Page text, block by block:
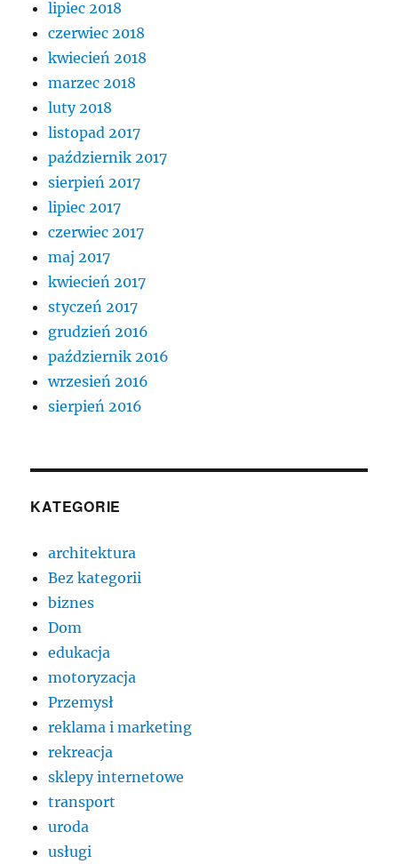
lipiec 2018
czerwiec 2018
kwiecień 2018
marzec 2018
luty 2018
listopad 2017
październik 2017
sierpień 2017
lipiec 2017
czerwiec 2017
maj 2017
kwiecień 2017
styczeń 2017
grudzień 2016
październik 2016
wrzesień 2016
sierpień 2016
KATEGORIE
architektura
Bez kategorii
biznes
Dom
edukacja
motoryzacja
Przemysł
reklama i marketing
rekreacja
sklepy internetowe
transport
uroda
usługi